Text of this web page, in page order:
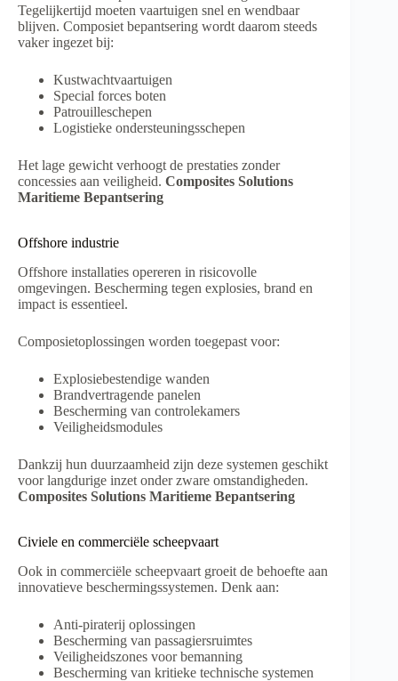
Tegelijkertijd moeten vaartuigen snel en wendbaar
blijven. Composiet bepantsering wordt daarom steeds
vaker ingezet bij:
Kustwachtvaartuigen
Special forces boten
Patrouilleschepen
Logistieke ondersteuningsschepen
Het lage gewicht verhoogt de prestaties zonder
concessies aan veiligheid. Composites Solutions
Maritieme Bepantsering
Offshore industrie
Offshore installaties opereren in risicovolle
omgevingen. Bescherming tegen explosies, brand en
impact is essentieel.
Composietoplossingen worden toegepast voor:
Explosiebestendige wanden
Brandvertragende panelen
Bescherming van controlekamers
Veiligheidsmodules
Dankzij hun duurzaamheid zijn deze systemen geschikt
voor langdurige inzet onder zware omstandigheden.
Composites Solutions Maritieme Bepantsering
Civiele en commerciële scheepvaart
Ook in commerciële scheepvaart groeit de behoefte aan
innovatieve beschermingssystemen. Denk aan:
Anti-piraterij oplossingen
Bescherming van passagiersruimtes
Veiligheidszones voor bemanning
Bescherming van kritieke technische systemen